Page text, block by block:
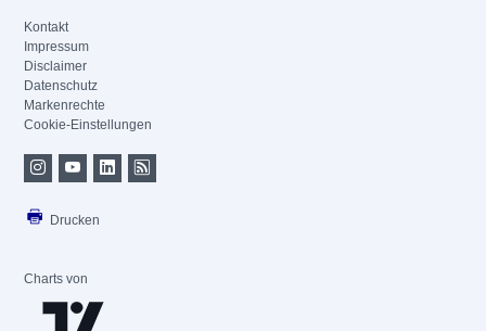
Kontakt
Impressum
Disclaimer
Datenschutz
Markenrechte
Cookie-Einstellungen
Drucken
Charts von